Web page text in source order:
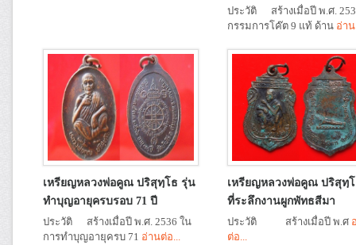
ประวัติ สร้างเมื่อปี พ.ศ.
กรรมการโค๊ต 9 แท้ ด้าน อ่า
เหรียญหลวงพ่อคูณ ปริสุทฺโธ รุ่น
ทำบุญอายุครบรอบ 71 ปี
ประวัติ สร้างเมื่อปี พ.ศ. 2536 ใน
การทำบุญอายุครบ 71 อ่านต่อ...
เหรียญหลวงพ่อคูณ ปริสุทฺ
ที่ระลึกงานผูกพัทธสีมา
ประวัติ สร้างเมื่อปี พ.ศ
ต่อ...